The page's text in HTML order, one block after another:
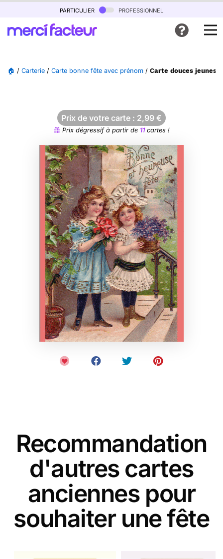
particulier professionnel
🏠 / Carterie / Carte bonne fête avec prénom / Carte douces jeunes
Prix de votre carte : 2,99 €
Prix dégressif à partir de 11cartes !
Recommandation
d'autres cartes
anciennes pour
souhaiter une fête